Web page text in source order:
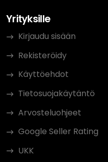
Yrityksille
Kirjaudu sisään
Rekisteröidy
Käyttöehdot
Tietosuojakäytäntö
Arvosteluohjeet
Google Seller Rating
UKK